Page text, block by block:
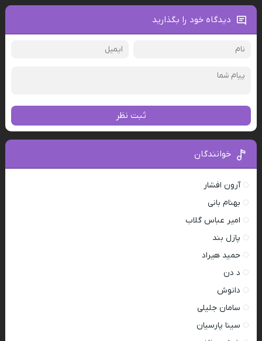
دیدگاه خود را بگذارید
ثبت نظر
خوانندگان
آرون افشار
بهنام بانی
امیر عباس گلاب
پازل بند
حمید هیراد
د دن
دانوش
سامان جلیلی
سینا پارسیان